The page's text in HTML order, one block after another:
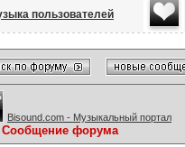
пользователей
Bisound.com - Музыкальный портал
Сообщение форума